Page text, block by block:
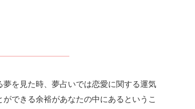
を見た時、夢占いでは恋愛に関する運気
できる余裕があなたの中にあるというこ